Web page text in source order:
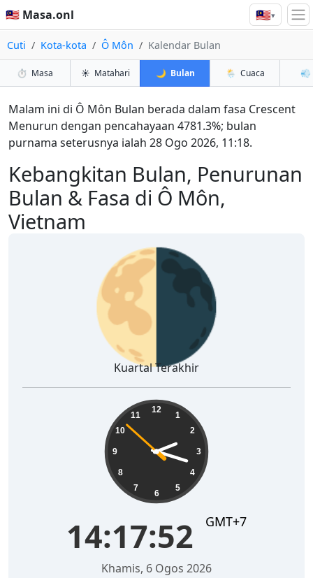
🇲🇾 Masa.onl 🇲🇾▾
Cuti Kota-kota Ô Môn Kalendar Bulan
⏱️ Masa ☀️ Matahari 🌙 Bulan 🌦️ Cuaca 💨
Kebangkitan Bulan, Penurunan
Bulan & Fasa di Ô Môn,
Vietnam
Malam ini di Ô Môn Bulan berada dalam fasa Crescent
Menurun dengan pencahayaan 4781.3%; bulan
purnama seterusnya ialah 28 Ogo 2026, 11:18.
🌗
Kuartal Terakhir
12
1
2
3
4
5
6
7
8
9
10
11
14:17:53 GMT+7
Khamis, 6 Ogos 2026